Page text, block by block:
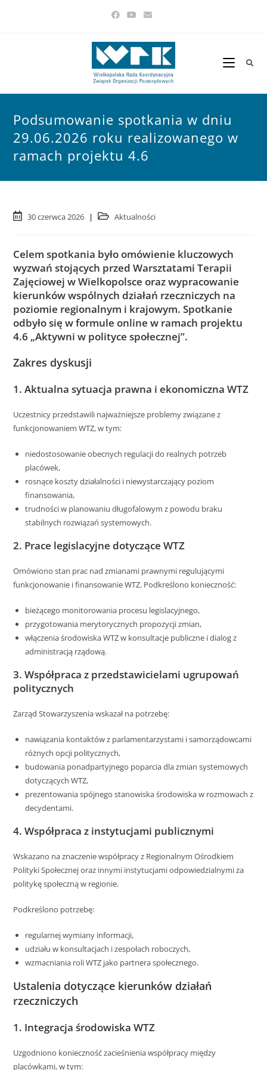
Podsumowanie spotkania w dniu
29.06.2026 roku realizowanego w
ramach projektu 4.6
30 czerwca 2026 Aktualności
Celem spotkania było omówienie kluczowych
wyzwań stojących przed Warsztatami Terapii
Zajęciowej w Wielkopolsce oraz wypracowanie
kierunków wspólnych działań rzeczniczych na
poziomie regionalnym i krajowym. Spotkanie
odbyło się w formule online w ramach projektu
4.6 „Aktywni w polityce społecznej”.
Zakres dyskusji
1. Aktualna sytuacja prawna i ekonomiczna WTZ
Uczestnicy przedstawili najważniejsze problemy związane z
funkcjonowaniem WTZ, w tym:
niedostosowanie obecnych regulacji do realnych potrzeb
placówek,
rosnące koszty działalności i niewystarczający poziom
finansowania,
trudności w planowaniu długofalowym z powodu braku
stabilnych rozwiązań systemowych.
2. Prace legislacyjne dotyczące WTZ
Omówiono stan prac nad zmianami prawnymi regulującymi
funkcjonowanie i finansowanie WTZ. Podkreślono konieczność:
bieżącego monitorowania procesu legislacyjnego,
przygotowania merytorycznych propozycji zmian,
włączenia środowiska WTZ w konsultacje publiczne i dialog z
administracją rządową.
3. Współpraca z przedstawicielami ugrupowań
politycznych
Zarząd Stowarzyszenia wskazał na potrzebę:
nawiązania kontaktów z parlamentarzystami i samorządowcami
różnych opcji politycznych,
budowania ponadpartyjnego poparcia dla zmian systemowych
dotyczących WTZ,
prezentowania spójnego stanowiska środowiska w rozmowach z
decydentami.
4. Współpraca z instytucjami publicznymi
Wskazano na znaczenie współpracy z Regionalnym Ośrodkiem
Polityki Społecznej oraz innymi instytucjami odpowiedzialnymi za
politykę społeczną w regionie.
Podkreślono potrzebę:
regularnej wymiany informacji,
udziału w konsultacjach i zespołach roboczych,
wzmacniania roli WTZ jako partnera społecznego.
Ustalenia dotyczące kierunków działań
rzeczniczych
1. Integracja środowiska WTZ
Uzgodniono konieczność zacieśnienia współpracy między
placówkami, w tym: